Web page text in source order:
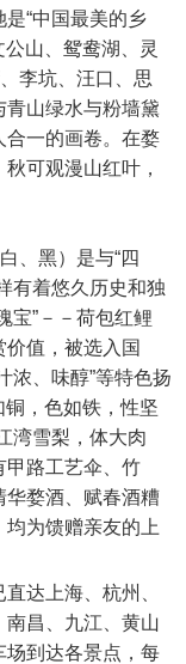
“中国最美的乡
公山、鸳鸯湖、灵
李坑、汪口、思
山绿水与粉墙黛
合一的画卷。在婺
可观漫山红叶，
、黑）是与“四
有着悠久历史和独
宝”－－荷包红鲤
值，被选入国
浓、味醇”等特色扬
铜，色如铁，性坚
湾雪梨，体大肉
甲路工艺伞、竹
华婺酒、赋春酒糟
为馈赠亲友的上
达上海、杭州、
昌、九江、黄山
场到达各景点，每